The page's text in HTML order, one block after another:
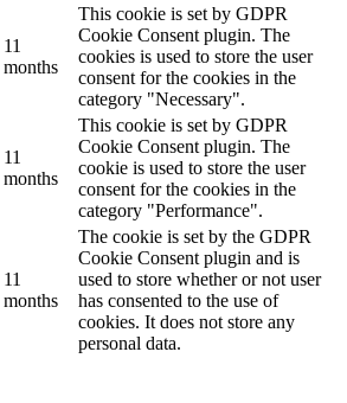
11
months
This cookie is set by GDPR
Cookie Consent plugin. The
cookies is used to store the user
consent for the cookies in the
category "Necessary".
11
months
This cookie is set by GDPR
Cookie Consent plugin. The
cookie is used to store the user
consent for the cookies in the
category "Performance".
11
months
The cookie is set by the GDPR
Cookie Consent plugin and is
used to store whether or not user
has consented to the use of
cookies. It does not store any
personal data.